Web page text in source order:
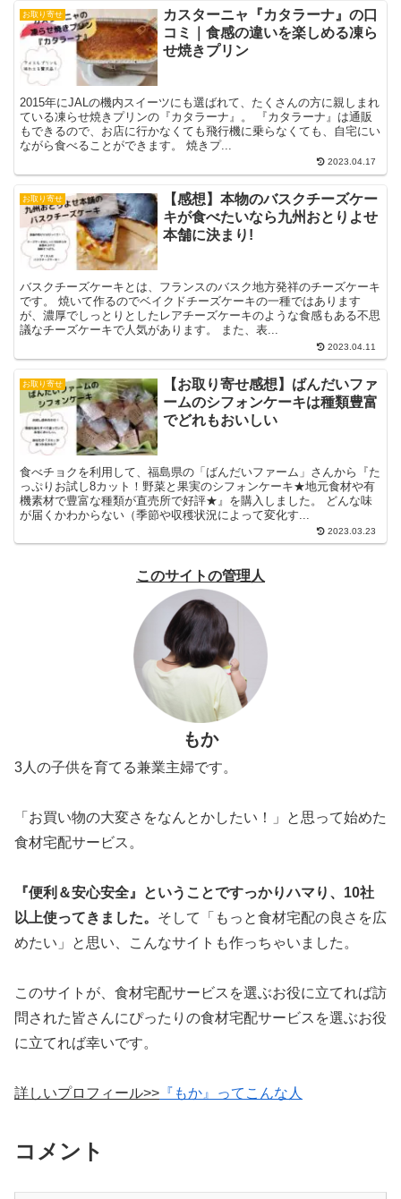
お取り寄せ
カスターニャ『カタラーナ』の口
コミ｜食感の違いを楽しめる凍ら
せ焼きプリン
2015年にJALの機内スイーツにも選ばれて、たくさんの方に親しまれ
ている凍らせ焼きプリンの『カタラーナ』。 『カタラーナ』は通販
もできるので、お店に行かなくても飛行機に乗らなくても、自宅にい
ながら食べることができます。 焼きプ...
2023.04.17
お取り寄せ
【感想】本物のバスクチーズケー
キが食べたいなら九州おとりよせ
本舗に決まり!
バスクチーズケーキとは、フランスのバスク地方発祥のチーズケーキ
です。 焼いて作るのでベイクドチーズケーキの一種ではあります
が、濃厚でしっとりとしたレアチーズケーキのような食感もある不思
議なチーズケーキで人気があります。 また、表...
2023.04.11
お取り寄せ
【お取り寄せ感想】ばんだいファ
ームのシフォンケーキは種類豊富
でどれもおいしい
食べチョクを利用して、福島県の「ばんだいファーム」さんから『た
っぷりお試し8カット！野菜と果実のシフォンケーキ★地元食材や有
機素材で豊富な種類が直売所で好評★』を購入しました。 どんな味
が届くかわからない（季節や収穫状況によって変化す...
2023.03.23
このサイトの管理人
もか
3人の子供を育てる兼業主婦です。
「お買い物の大変さをなんとかしたい！」と思って始めた
食材宅配サービス。
『便利＆安心安全』ということですっかりハマり、10社
以上使ってきました。 そして「もっと食材宅配の良さを広
めたい」と思い、こんなサイトも作っちゃいました。
このサイトが、食材宅配サービスを選ぶお役に立てれば訪
問された皆さんにぴったりの食材宅配サービスを選ぶお役
に立てれば幸いです。
詳しいプロフィール>> 『もか』ってこんな人
コメント